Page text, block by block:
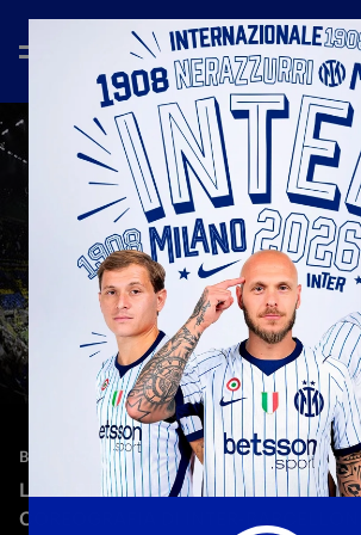
BEHIND THE SCENES—6 mag 2025
LO SPETTACOLO DI SAN SIRO: LA
COREOGRAFIA DI INTER-BARCELLONA